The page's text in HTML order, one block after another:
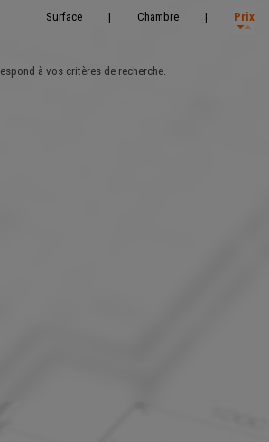
Surface
| Chambre | Prix
à vos critères de recherche.